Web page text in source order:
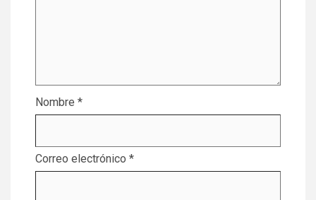
Nombre *
Correo electrónico *